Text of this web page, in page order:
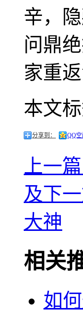
辛，
问鼎
家重
本文标
分享到： QQ空
上一
及下
大神
相关
如